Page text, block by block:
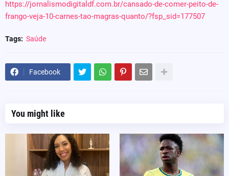
https://jornalismodigitaldf.com.br/cansado-de-comer-peito-de-
frango-veja-10-carnes-tao-magras-quanto/?fsp_sid=177507
Tags: Saúde
Facebook
You might like